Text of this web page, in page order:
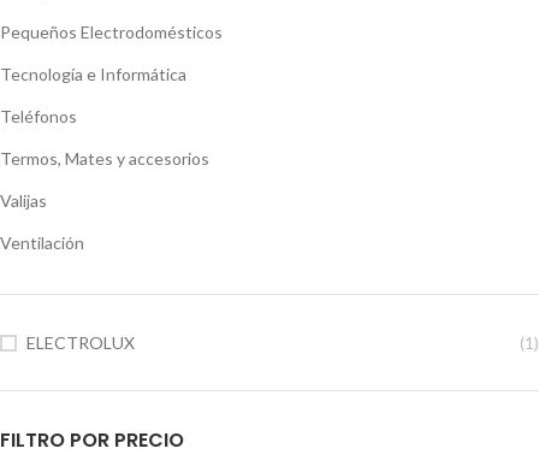
Pequeños Electrodomésticos
Tecnología e Informática
Teléfonos
Termos, Mates y accesorios
Valijas
Ventilación
ELECTROLUX (1)
FILTRO POR PRECIO